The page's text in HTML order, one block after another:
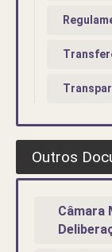
Outros
Câmara